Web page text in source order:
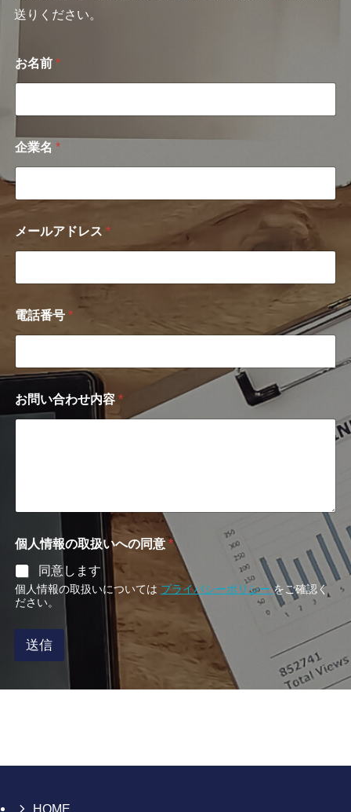
送りください。
お名前 *
企業名 *
メールアドレス *
電話番号 *
業
名
お問い合わせ内容 *
個人情報の取扱いへの同意 *
同意します
個人情報の取扱いについては プライバシーポリシーをご確認く
ださい。
送信
HOME